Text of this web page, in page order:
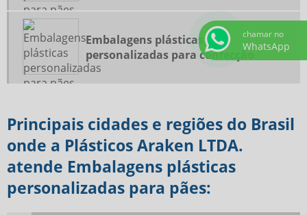
Embalagens plásticas
personalizadas para confecção
Principais cidades e regiões do Brasil
onde a Plásticos Araken LTDA.
atende Embalagens plásticas
personalizadas para pães:
chamar no
WhatsApp